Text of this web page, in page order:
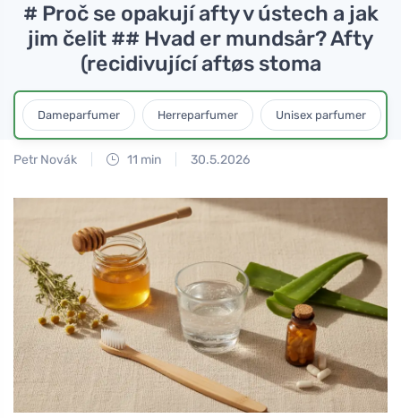
# Proč se opakují afty v ústech a jak
jim čelit ## Hvad er mundsår? Afty
(recidivující aftøs stoma
Dameparfumer Herreparfumer Unisex parfumer
Petr Novák 11 min 30.5.2026